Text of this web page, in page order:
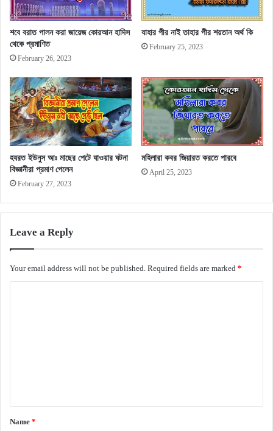
শবে বরাত পালন করা জায়েজ কোরআন হাদিস
থেকে প্রমাণিত
February 26, 2023
যাহার পীর নাই তাহার পীর শয়তান অর্থ কি
February 25, 2023
হযরত ইউনুস আঃ মাছের পেটে যাওয়ার ঘটনা
বিজ্ঞানীরা প্রমাণ পেলেন
February 27, 2023
মহিলারা কবর জিয়ারত করতে পারবে
April 25, 2023
Leave a Reply
Your email address will not be published. Required fields are marked *
*
Name *